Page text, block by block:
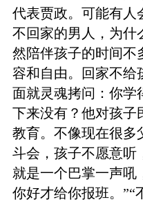
代表贾政。可能有人
不回家的男人，为什
然陪伴孩子的时间不
容和自由。回家不给
面就灵魂拷问：你学
下来没有？他对孩子
教育。不像现在很多
斗会，孩子不愿意听
就是一个巴掌一声吼
你好才给你报班。”“